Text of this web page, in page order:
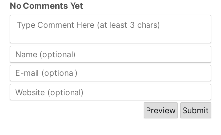
No Comments Yet
Type Comment Here (at least 3 chars)